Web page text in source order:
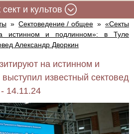
и культов
» Сектоведение / общее » «Секты
истинном и подлинном»: в Туле
Александр Дворкин
на истинном и
известный сектовед
14.11.24